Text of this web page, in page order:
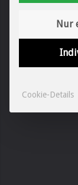
Nur
Cookie-Details